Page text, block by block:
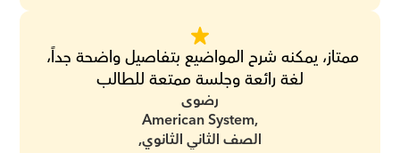
لغة رائعة وجلسة ممتعة للطالب
رضوى
الصف الثاني الثانوي,
American System,